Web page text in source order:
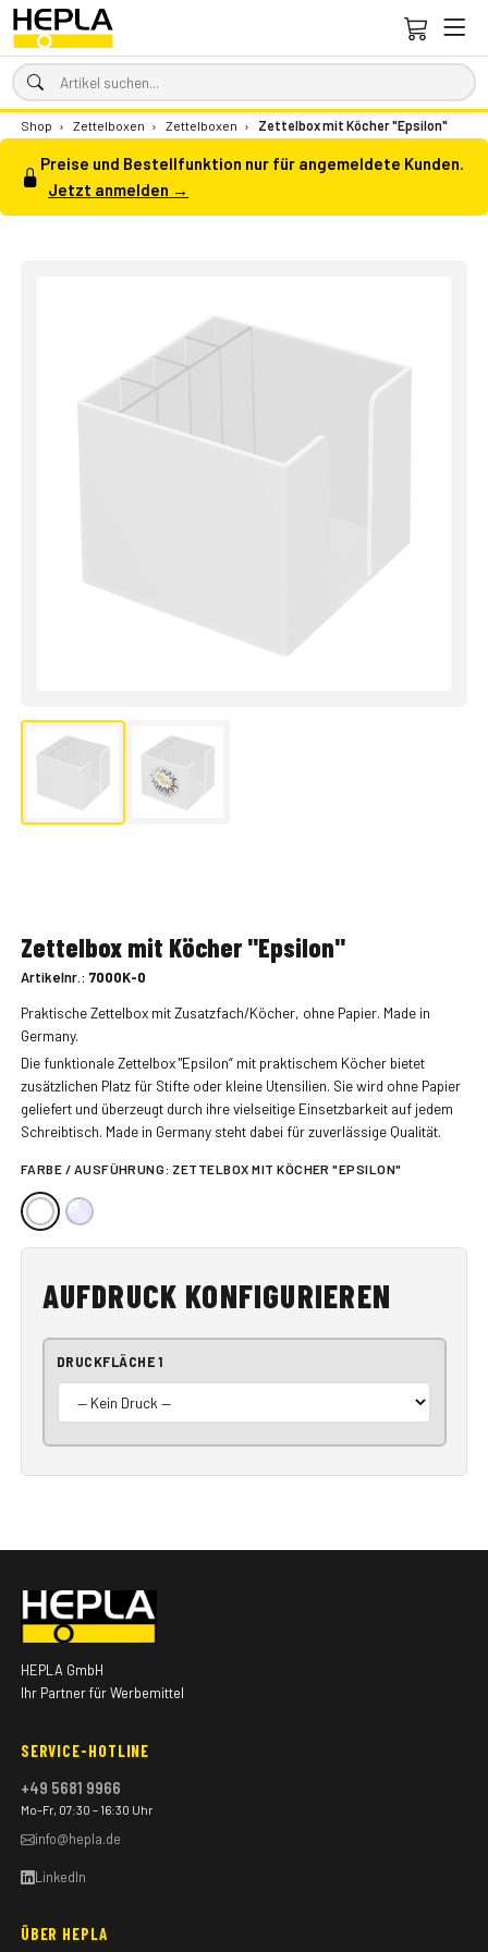
Shop › Zettelboxen › Zettelboxen › Zettelbox mit Köcher "Epsilon"
Preise und Bestellfunktion nur für angemeldete Kunden.
Jetzt anmelden →
Zettelbox mit Köcher "Epsilon"
Artikelnr.: 7000K-0
Praktische Zettelbox mit Zusatzfach/Köcher, ohne Papier. Made in
Germany.
Die funktionale Zettelbox "Epsilon“ mit praktischem Köcher bietet
zusätzlichen Platz für Stifte oder kleine Utensilien. Sie wird ohne Papier
geliefert und überzeugt durch ihre vielseitige Einsetzbarkeit auf jedem
Schreibtisch. Made in Germany steht dabei für zuverlässige Qualität.
FARBE / AUSFÜHRUNG: ZETTELBOX MIT KÖCHER "EPSILON"
AUFDRUCK KONFIGURIEREN
DRUCKFLÄCHE 1
HEPLA GmbH
Ihr Partner für Werbemittel
SERVICE-HOTLINE
+49 5681 9966
Mo–Fr, 07:30 – 16:30 Uhr
info@hepla.de
LinkedIn
ÜBER HEPLA